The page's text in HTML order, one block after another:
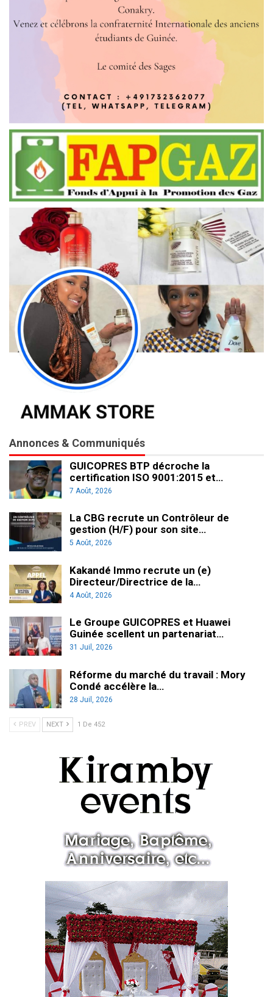
Annonces & Communiqués
GUICOPRES BTP décroche la
certification ISO 9001:2015 et…
7 Août, 2026
La CBG recrute un Contrôleur de
gestion (H/F) pour son site…
5 Août, 2026
Kakandé Immo recrute un (e)
Directeur/Directrice de la…
4 Août, 2026
Le Groupe GUICOPRES et Huawei
Guinée scellent un partenariat…
31 Juil, 2026
Réforme du marché du travail : Mory
Condé accélère la…
28 Juil, 2026
PREV NEXT 1 De 452